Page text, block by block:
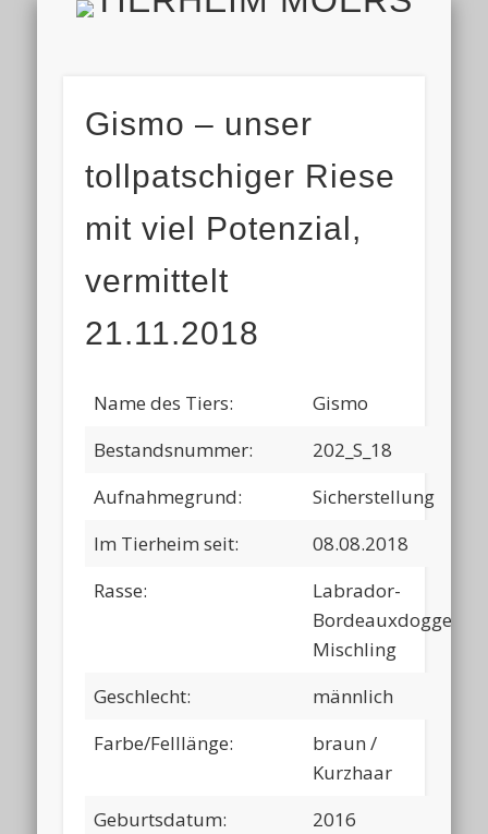
HOME
AKTUELL
ALLE TIERE
HELFEN
TIERHEIM & VEREIN
VIELEN DANK!
IMPRESSUM & DATENSCHUTZ
FINDEFIX
Gismo – unser
tollpatschiger Riese
mit viel Potenzial,
vermittelt
21.11.2018
Name des Tiers:
Gismo
Bestandsnummer:
202_S_18
Aufnahmegrund:
Sicherstellung
Im Tierheim seit:
08.08.2018
Rasse:
Labrador-
Bordeauxdogge-
Mischling
Geschlecht:
männlich
Farbe/Felllänge:
braun /
Kurzhaar
Geburtsdatum:
2016